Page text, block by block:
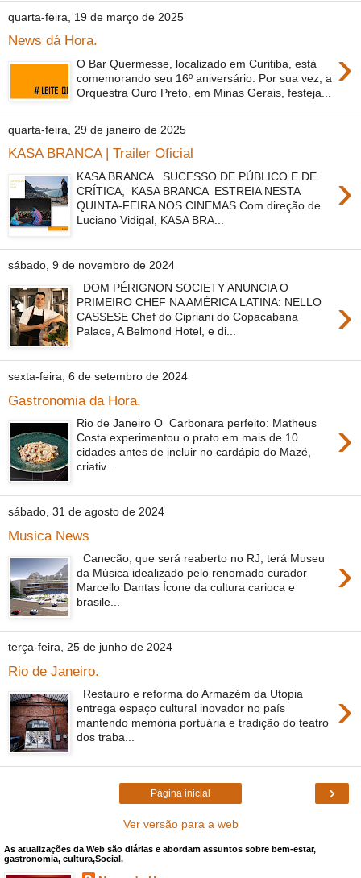
quarta-feira, 19 de março de 2025
News dá Hora.
›
O Bar Quermesse, localizado em Curitiba, está
comemorando seu 16º aniversário. Por sua vez, a
Orquestra Ouro Preto, em Minas Gerais, festeja...
quarta-feira, 29 de janeiro de 2025
KASA BRANCA | Trailer Oficial
›
KASA BRANCA SUCESSO DE PÚBLICO E DE
CRÍTICA, KASA BRANCA ESTREIA NESTA
QUINTA-FEIRA NOS CINEMAS Com direção de
Luciano Vidigal, KASA BRA...
sábado, 9 de novembro de 2024
›
DOM PÉRIGNON SOCIETY ANUNCIA O
PRIMEIRO CHEF NA AMÉRICA LATINA: NELLO
CASSESE Chef do Cipriani do Copacabana
Palace, A Belmond Hotel, e di...
sexta-feira, 6 de setembro de 2024
Gastronomia da Hora.
›
Rio de Janeiro O Carbonara perfeito: Matheus
Costa experimentou o prato em mais de 10
cidades antes de incluir no cardápio do Mazé,
criativ...
sábado, 31 de agosto de 2024
Musica News
›
Canecão, que será reaberto no RJ, terá Museu
da Música idealizado pelo renomado curador
Marcello Dantas Ícone da cultura carioca e
brasile...
terça-feira, 25 de junho de 2024
Rio de Janeiro.
›
Restauro e reforma do Armazém da Utopia
entrega espaço cultural inovador no país
mantendo memória portuária e tradição do teatro
dos traba...
›
Página inicial
Ver versão para a web
As atualizações da Web são diárias e abordam assuntos sobre bem-estar,
gastronomia, cultura,Social.